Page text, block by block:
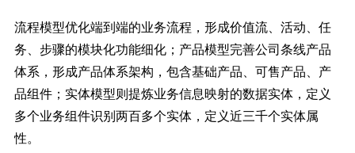
流程模型优化端到端的业务流程，形成价值流、活动、任
务、步骤的模块化功能细化；产品模型完善公司条线产品
体系，形成产品体系架构，包含基础产品、可售产品、产
品组件；实体模型则提炼业务信息映射的数据实体，定义
多个业务组件识别两百多个实体，定义近三千个实体属
性。